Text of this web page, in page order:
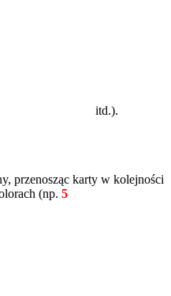
itd.).
przenosząc karty w kolejności
(np. 5